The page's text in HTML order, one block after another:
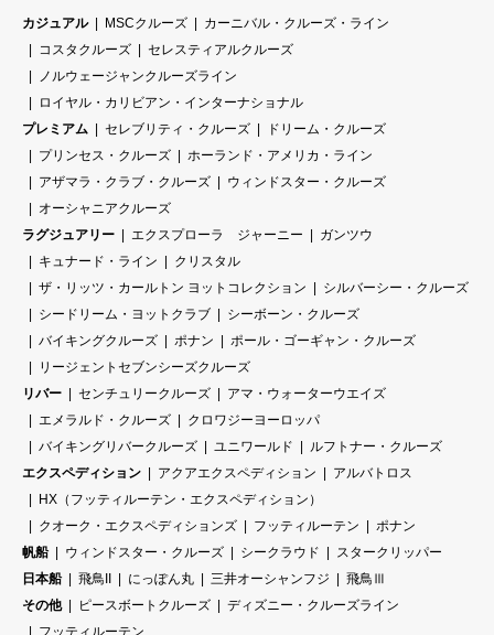
カジュアル MSCクルーズ
カーニバル・クルーズ・ライン
コスタクルーズ
セレスティアルクルーズ
ノルウェージャンクルーズライン
ロイヤル・カリビアン・インターナショナル
プレミアム
セレブリティ・クルーズ
ドリーム・クルーズ
プリンセス・クルーズ
ホーランド・アメリカ・ライン
アザマラ・クラブ・クルーズ
ウィンドスター・クルーズ
オーシャニアクルーズ
ラグジュアリー
エクスプローラ ジャーニー
ガンツウ
キュナード・ライン
クリスタル
ザ・リッツ・カールトン ヨットコレクション
シルバーシー・クルーズ
シードリーム・ヨットクラブ
シーボーン・クルーズ
バイキングクルーズ
ポナン
ポール・ゴーギャン・クルーズ
リージェントセブンシーズクルーズ
リバー
センチュリークルーズ
アマ・ウォーターウエイズ
エメラルド・クルーズ
クロワジーヨーロッパ
バイキングリバークルーズ
ユニワールド
ルフトナー・クルーズ
エクスペディション
アクアエクスペディション
アルバトロス
HX（フッティルーテン・エクスペディション）
クオーク・エクスペディションズ
フッティルーテン
ポナン
帆船
ウィンドスター・クルーズ シークラウド
スタークリッパー
日本船
飛鳥II にっぽん丸 三井オーシャンフジ
飛鳥Ⅲ
その他
ピースボートクルーズ
ディズニー・クルーズライン
フッティルーテン